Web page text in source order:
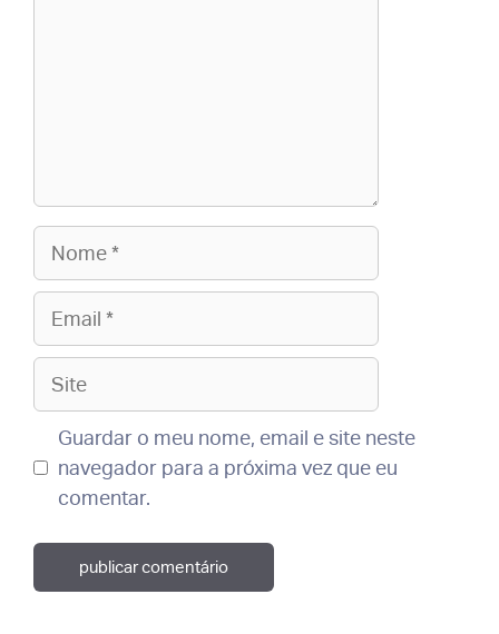
Guardar o meu nome, email e site neste
navegador para a próxima vez que eu
comentar.